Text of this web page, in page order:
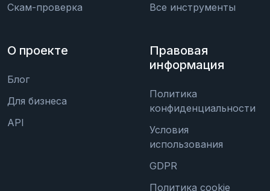
Скам-проверка
Все инструменты
О проекте
Блог
Для бизнеса
API
Правовая
информация
Политика
конфиденциальности
Условия
использования
GDPR
Политика cookie